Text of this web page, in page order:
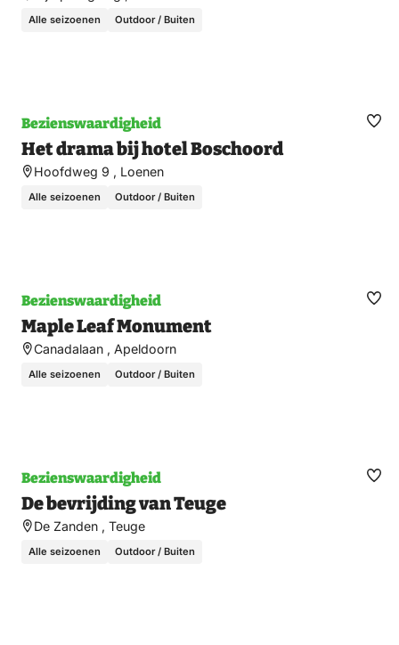
Alle seizoenen Outdoor / Buiten
Bezienswaardigheid
Het drama bij hotel Boschoord
Hoofdweg 9 , Loenen
Alle seizoenen Outdoor / Buiten
Bezienswaardigheid
Maple Leaf Monument
Canadalaan , Apeldoorn
Alle seizoenen Outdoor / Buiten
Bezienswaardigheid
De bevrijding van Teuge
De Zanden , Teuge
Alle seizoenen Outdoor / Buiten